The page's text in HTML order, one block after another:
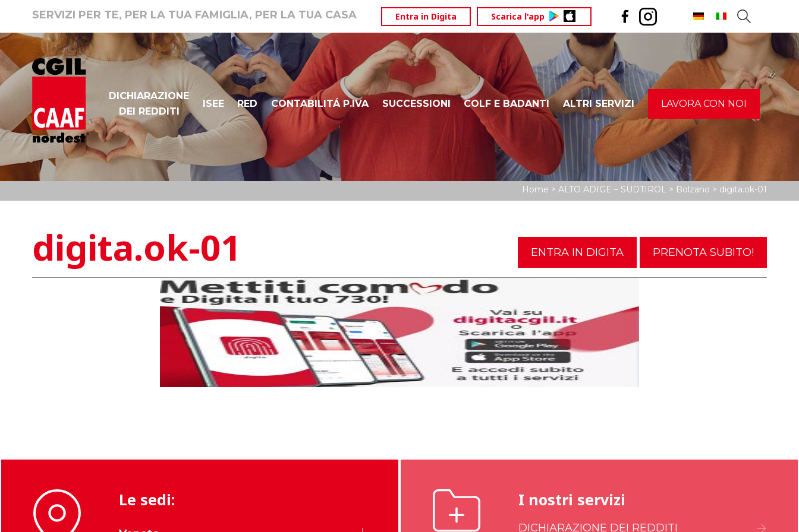
SERVIZI PER TE, PER LA TUA FAMIGLIA, PER LA TUA CASA Entra in Digita Scarica l'app
DICHIARAZIONE
DEI REDDITI
ISEE
DURP – BOLZANO ALTO ADIGE ICEF – TRENTINO
RED CONTABILITÁ P.IVA SUCCESSIONI COLF E BADANTI
ALTRI SERVIZI
IMU – ILIA – IMI – IMIS
LAVORA CON NOI
Home >ALTO ADIGE – SÜDTIROL > Bolzano > digita.ok-01
digita.ok-01 ENTRA IN DIGITA PRENOTA SUBITO!
Le sedi: I nostri servizi
DICHIARAZIONE DEI REDDITI